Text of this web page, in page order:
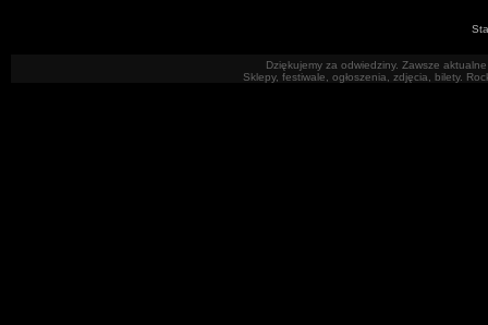
Dziękujemy za odwiedziny. Zawsze
Sklepy, festiwale, ogłoszenia, zdjęcia, bilety.